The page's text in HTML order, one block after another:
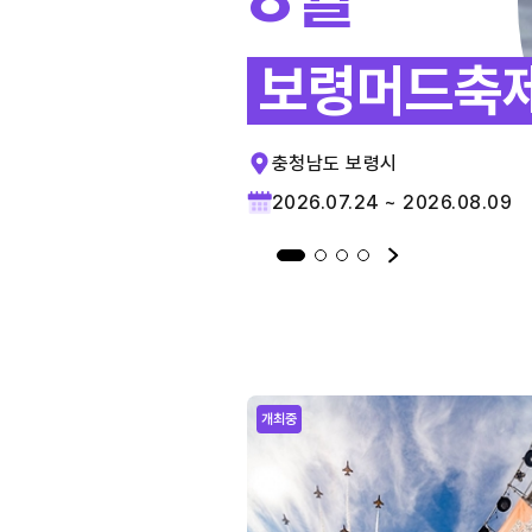
보령머드축
충청남도 보령시
2026.07.24 ~ 2026.08.09
개최중